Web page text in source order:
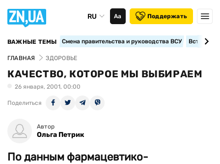
RU Аа Поддержать
ВАЖНЫЕ ТЕМЫ Смена правительства и руководства ВСУ
ГЛАВНАЯ ЗДОРОВЬЕ
КАЧЕСТВО, КОТОРОЕ МЫ ВЫБИРАЕМ
26 января, 2001, 00:00
Поделиться
Автор
Ольга Петрик
По данным фармацевтико-